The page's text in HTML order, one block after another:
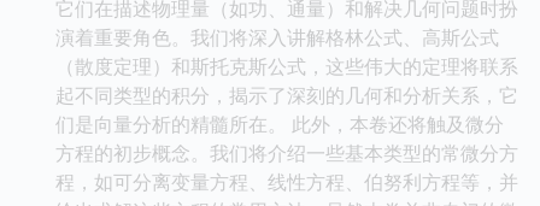
它们在描述物理量（如功、通量）和解决几何问题时扮
演着重要角色。我们将深入讲解格林公式、高斯公式
（散度定理）和斯托克斯公式，这些伟大的定理将联系
起不同类型的积分，揭示了深刻的几何和分析关系，它
们是向量分析的精髓所在。 此外，本卷还将触及微分
方程的初步概念。我们将介绍一些基本类型的常微分方
程，如可分离变量方程、线性方程、伯努利方程等，并